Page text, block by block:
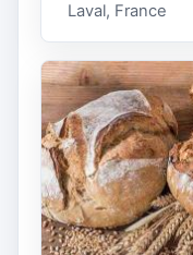
Laval, France